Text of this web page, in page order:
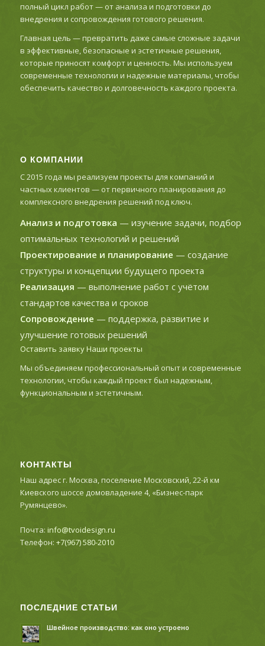
полный цикл работ — от анализа и подготовки до
внедрения и сопровождения готового решения.
Главная цель — превратить даже самые сложные задачи
в эффективные, безопасные и эстетичные решения,
которые приносят комфорт и ценность. Мы используем
современные технологии и надежные материалы, чтобы
обеспечить качество и долговечность каждого проекта.
О КОМПАНИИ
С 2015 года мы реализуем проекты для компаний и
частных клиентов — от первичного планирования до
комплексного внедрения решений под ключ.
Анализ и подготовка — изучение задачи, подбор
оптимальных технологий и решений
Проектирование и планирование — создание
структуры и концепции будущего проекта
Реализация — выполнение работ с учётом
стандартов качества и сроков
Сопровождение — поддержка, развитие и
улучшение готовых решений
Оставить заявкуНаши проекты
Мы объединяем профессиональный опыт и современные
технологии, чтобы каждый проект был надежным,
функциональным и эстетичным.
КОНТАКТЫ
Наш адрес г. Москва, поселение Московский, 22-й км
Киевского шоссе домовладение 4, «Бизнес-парк
Румянцево».
Почта: info@tvoidesign.ru
Телефон: +7(967) 580-2010
ПОСЛЕДНИЕ СТАТЬИ
Швейное производство: как оно устроено